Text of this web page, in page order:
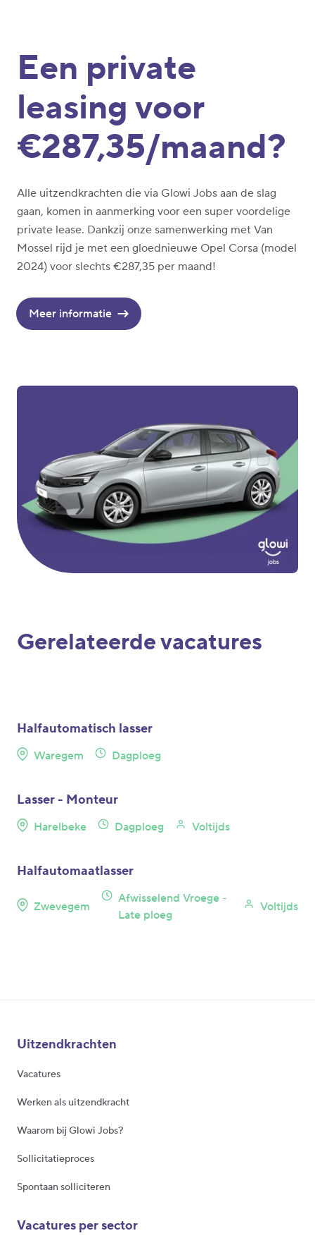
Een private
leasing voor
€287,35/maand?
Alle uitzendkrachten die via Glowi Jobs aan de slag
gaan, komen in aanmerking voor een super voordelige
private lease. Dankzij onze samenwerking met Van
Mossel rijd je met een gloednieuwe Opel Corsa (model
2024) voor slechts €287,35 per maand!
Meer informatie
Gerelateerde vacatures
Halfautomatisch lasser
Waregem Dagploeg
Lasser - Monteur
Harelbeke Dagploeg Voltijds
Halfautomaatlasser
Zwevegem
Afwisselend Vroege -
Late ploeg
Voltijds
Uitzendkrachten
Vacatures
Werken als uitzendkracht
Waarom bij Glowi Jobs?
Sollicitatieproces
Spontaan solliciteren
Vacatures per sector